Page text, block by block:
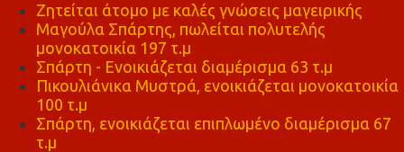
Ζητείται άτομο με καλές γνώσεις μαγειρικής
Μαγούλα Σπάρτης, πωλείται πολυτελής
μονοκατοικία 197 τ.μ
Σπάρτη - Ενοικιάζεται διαμέρισμα 63 τ.μ
Πικουλιάνικα Μυστρά, ενοικιάζεται μονοκατοικία
100 τ.μ
Σπάρτη, ενοικιάζεται επιπλωμένο διαμέρισμα 67
τ.μ